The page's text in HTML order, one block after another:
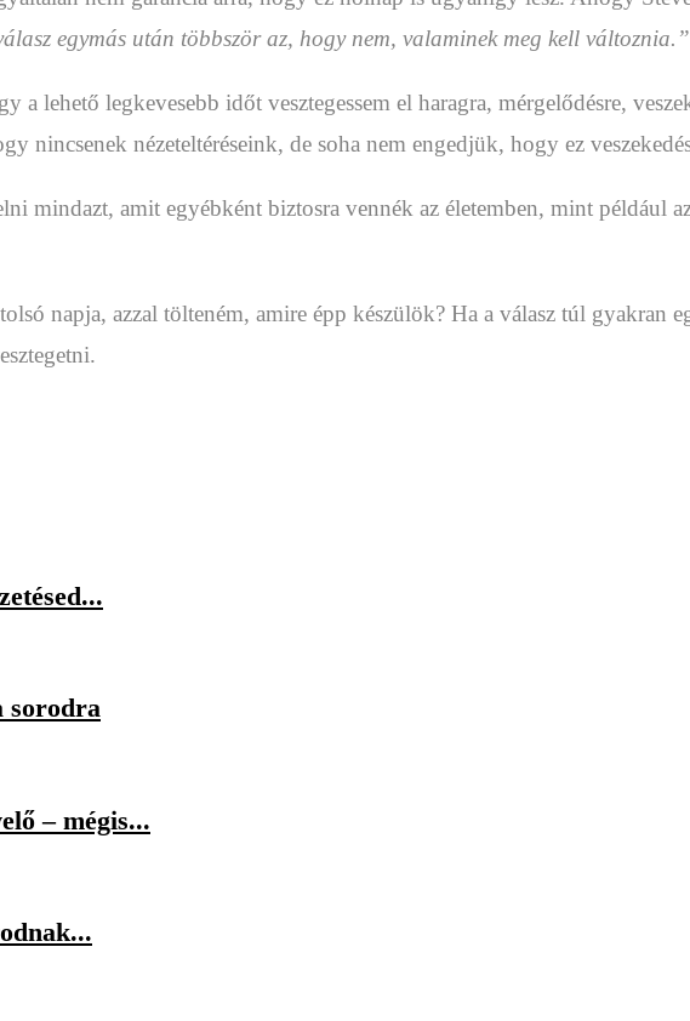
egymás után többször az, hogy nem, valaminek meg kell változnia.”
a lehető legkevesebb időt vesztegessem el haragra, mérgelődésre,
nincsenek nézeteltéréseink, de soha nem engedjük, hogy ez
mindazt, amit egyébként biztosra vennék az életemben, mint például
napja, azzal tölteném, amire épp készülök? Ha a válasz túl gyakran
sorodra
– mégis...